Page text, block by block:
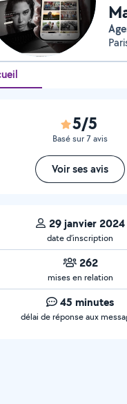
5/5
Basé sur 7 avis
Voir ses avis
29 janvier 2024
date d’inscription
262
mises en relation
45 minutes
délai de réponse aux